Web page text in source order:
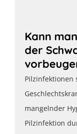
Kann
der
Pilzinfektionen
mangelnder
Pilzinfektion